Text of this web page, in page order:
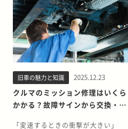
記事では、25年以上にわたり旧車・
クラシックカーを15,000台以上買い
取ってきた旧車王が、クルマのドア
ノブが壊れる原因から、傷や破損の
状態に応じた修理方法、そして気に
す。 【この記事でわかること】 ・
クルマのドアノブが壊れる・傷がつ
く理由 ・クルマのドアノブの修理費
方法・依頼先 クルマのドアノブが壊
旧車の魅力と知識 2025.12.23
クルマのミッション修理はいくら
かかる？故障サインから交換・乗
「変速するときの衝撃が大きい」